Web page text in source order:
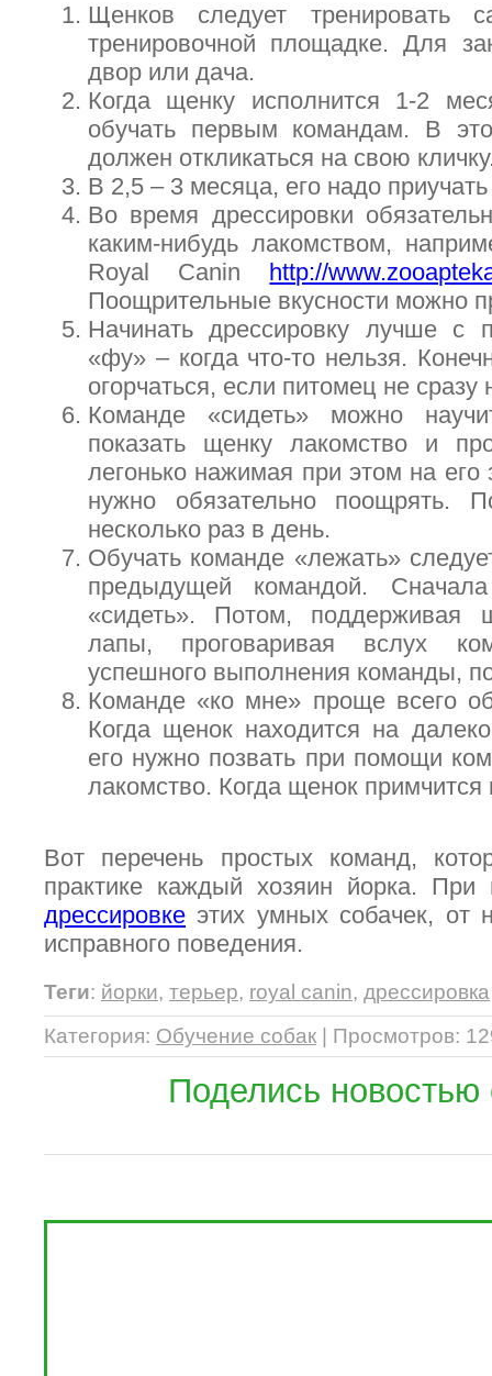
Щенков следует тренировать
тренировочной площадке. Для
двор или дача.
Когда щенку исполнится 1-2
обучать первым командам. В
должен откликаться на свою
В 2,5 – 3 месяца, его надо
Во время дрессировки
каким-нибудь лакомством,
Royal Canin http://
Поощрительные вкусности можно
Начинать дрессировку лучше с
«фу» – когда что-то нельзя.
огорчаться, если питомец не сразу
Команде «сидеть» можно
показать щенку лакомство и
легонько нажимая при этом на его
нужно обязательно поощрять.
несколько раз в день.
Обучать команде «лежать»
предыдущей командой.
«сидеть». Потом, поддерживая
лапы, проговаривая вслух
успешного выполнения команды,
Команде «ко мне» проще всего
Когда щенок находится на
его нужно позвать при помощи
лакомство. Когда щенок примчится
Вот перечень простых команд,
практике каждый хозяин йорка. При
дрессировке этих умных собачек, от
исправного поведения.
Теги: йорки, терьер, royal canin, дрессировка
Категория: Обучение собак Просмотров:
Поделись новостью